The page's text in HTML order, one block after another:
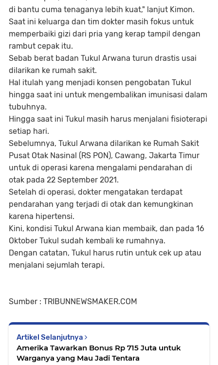
di bantu cuma tenaganya lebih kuat," lanjut Kimon.
Saat ini keluarga dan tim dokter masih fokus untuk
memperbaiki gizi dari pria yang kerap tampil dengan
rambut cepak itu.
Sebab berat badan Tukul Arwana turun drastis usai
dilarikan ke rumah sakit.
Hal itulah yang menjadi konsen pengobatan Tukul
hingga saat ini untuk mengembalikan imunisasi dalam
tubuhnya.
Hingga saat ini Tukul masih harus menjalani fisioterapi
setiap hari.
Sebelumnya, Tukul Arwana dilarikan ke Rumah Sakit
Pusat Otak Nasinal (RS PON), Cawang, Jakarta Timur
untuk di operasi karena mengalami pendarahan di
otak pada 22 September 2021.
Setelah di operasi, dokter mengatakan terdapat
pendarahan yang terjadi di otak dan kemungkinan
karena hipertensi.
Kini, kondisi Tukul Arwana kian membaik, dan pada 16
Oktober Tukul sudah kembali ke rumahnya.
Dengan catatan, Tukul harus rutin untuk cek up atau
menjalani sejumlah terapi.
Sumber : TRIBUNNEWSMAKER.COM
Artikel Selanjutnya
Amerika Tawarkan Bonus Rp 715 Juta untuk
Warganya yang Mau Jadi Tentara